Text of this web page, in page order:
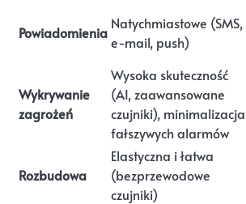
Powiadomienia
Natychmiastowe (SMS,
e-mail, push)
Wykrywanie
zagrożeń
Wysoka skuteczność
(AI, zaawansowane
czujniki), minimalizacja
fałszywych alarmów
Rozbudowa
Elastyczna i łatwa
(bezprzewodowe
czujniki)